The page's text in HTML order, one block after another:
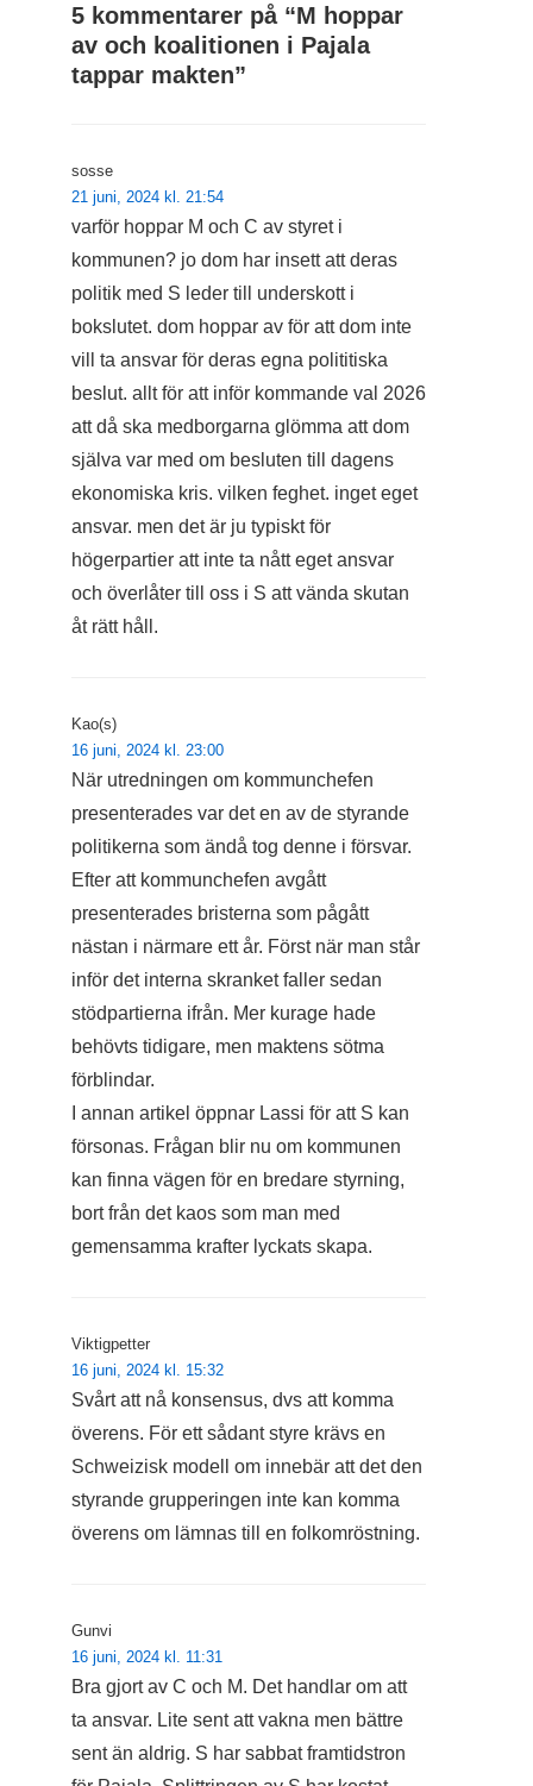
5 kommentarer på “M hoppar
av och koalitionen i Pajala
tappar makten”
sosse
21 juni, 2024 kl. 21:54
varför hoppar M och C av styret i
kommunen? jo dom har insett att deras
politik med S leder till underskott i
bokslutet. dom hoppar av för att dom inte
vill ta ansvar för deras egna polititiska
beslut. allt för att inför kommande val 2026
att då ska medborgarna glömma att dom
själva var med om besluten till dagens
ekonomiska kris. vilken feghet. inget eget
ansvar. men det är ju typiskt för
högerpartier att inte ta nått eget ansvar
och överlåter till oss i S att vända skutan
åt rätt håll.
Kao(s)
16 juni, 2024 kl. 23:00
När utredningen om kommunchefen
presenterades var det en av de styrande
politikerna som ändå tog denne i försvar.
Efter att kommunchefen avgått
presenterades bristerna som pågått
nästan i närmare ett år. Först när man står
inför det interna skranket faller sedan
stödpartierna ifrån. Mer kurage hade
behövts tidigare, men maktens sötma
förblindar.
I annan artikel öppnar Lassi för att S kan
försonas. Frågan blir nu om kommunen
kan finna vägen för en bredare styrning,
bort från det kaos som man med
gemensamma krafter lyckats skapa.
Viktigpetter
16 juni, 2024 kl. 15:32
Svårt att nå konsensus, dvs att komma
överens. För ett sådant styre krävs en
Schweizisk modell om innebär att det den
styrande grupperingen inte kan komma
överens om lämnas till en folkomröstning.
Gunvi
16 juni, 2024 kl. 11:31
Bra gjort av C och M. Det handlar om att
ta ansvar. Lite sent att vakna men bättre
sent än aldrig. S har sabbat framtidstron